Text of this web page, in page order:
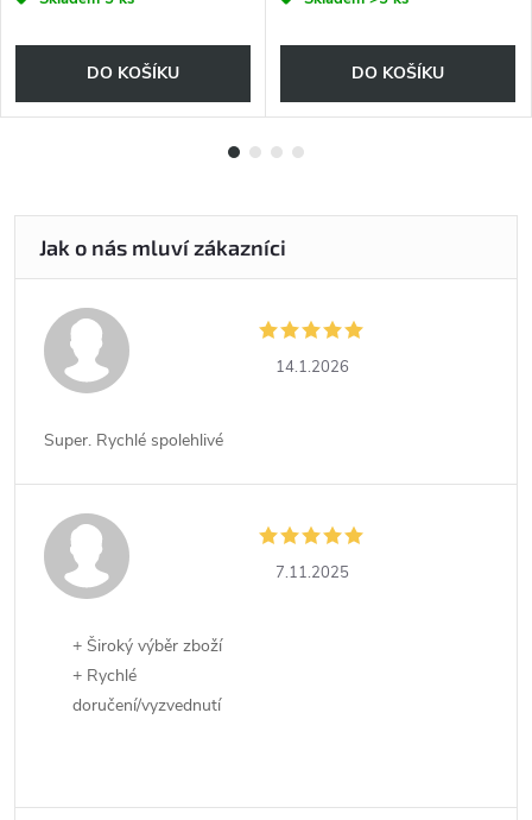
DO KOŠÍKU DO KOŠÍKU
14.1.2026
Super. Rychlé spolehlivé
7.11.2025
+ Široký výběr zboží
+ Rychlé
doručení/vyzvednutí